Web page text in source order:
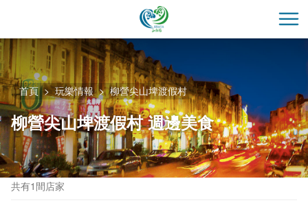
主
要
內
容
區
塊
開
首頁 玩樂情報 柳營尖山埤渡假村
柳營尖山埤渡假村 週邊美食
共有1間店家